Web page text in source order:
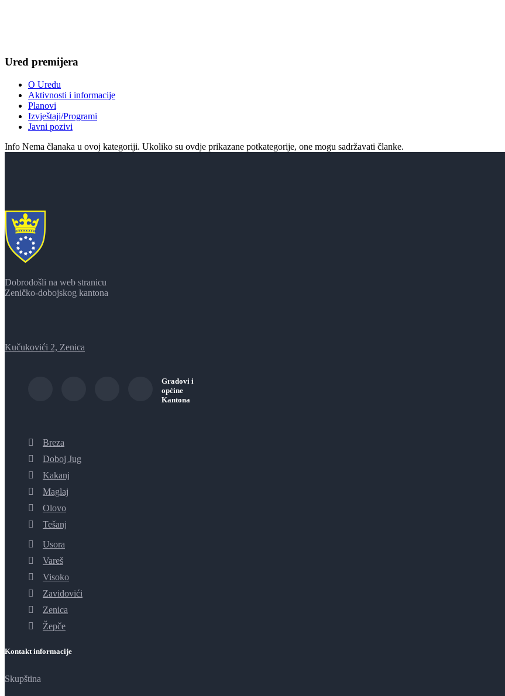
Ured premijera
O Uredu
Aktivnosti i informacije
Planovi
Izvještaji/Programi
Javni pozivi
Info Nema članaka u ovoj kategoriji. Ukoliko su ovdje prikazane potkategorije, one mogu sadržavati članke.
Dobrodošli na web stranicu
Zeničko-dobojskog kantona
Kučukovići 2, Zenica
Gradovi i
općine
Kantona
Breza
Doboj Jug
Kakanj
Maglaj
Olovo
Tešanj
Usora
Vareš
Visoko
Zavidovići
Zenica
Žepče
Kontakt informacije
Skupština